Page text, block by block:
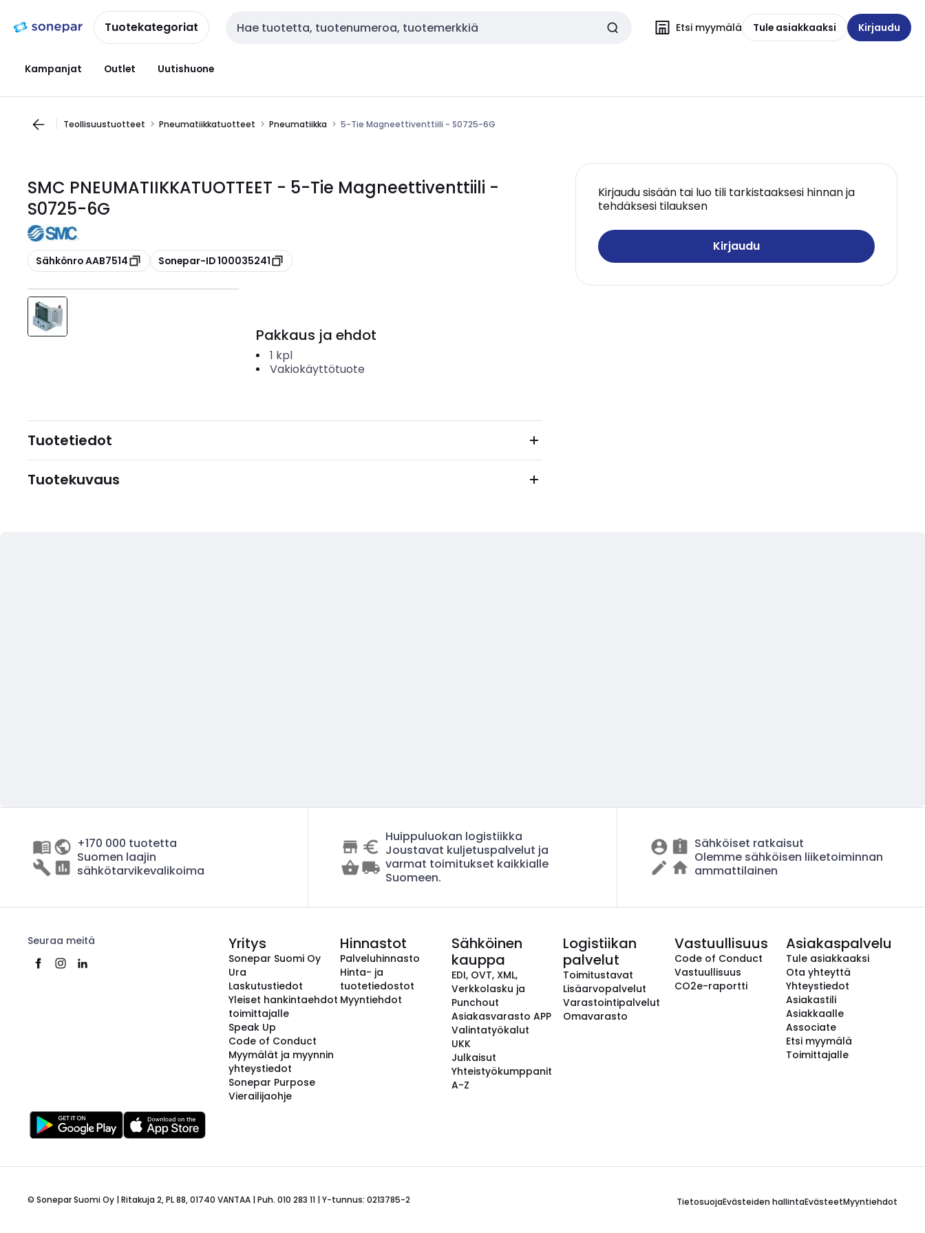
navigointiinsisältöönTuotekategoriat Haku Etsi myymälä Tule asiakkaaksi Kirjaudu
Kampanjat Outlet Uutishuone
Teollisuustuotteet Pneumatiikkatuotteet Pneumatiikka 5-Tie Magneettiventtiili - S0725-6G
SMC PNEUMATIIKKATUOTTEET - 5-Tie Magneettiventtiili -
S0725-6G
Kopioi
Sähkönro AAB7514 Kopioi
Sonepar-ID 100035241
Kirjaudu sisään tai luo tili tarkistaaksesi hinnan ja
tehdäksesi tilauksen
Kirjaudu
Pakkaus ja ehdot
1 kpl
Vakiokäyttötuote
Tuotetiedot
Tuotekuvaus
+170 000 tuotetta
Suomen laajin
sähkötarvikevalikoima
Huippuluokan logistiikka
Joustavat kuljetuspalvelut ja
varmat toimitukset kaikkialle
Suomeen.
Sähköiset ratkaisut
Olemme sähköisen liiketoiminnan
ammattilainen
Seuraa meitä Yritys
Sonepar Suomi Oy
Ura
Laskutustiedot
Yleiset hankintaehdot
toimittajalle
Speak Up
Code of Conduct
Myymälät ja myynnin
yhteystiedot
Sonepar Purpose
Vierailijaohje
Hinnastot
Palveluhinnasto
Hinta- ja
tuotetiedostot
Myyntiehdot
Sähköinen
kauppa
EDI, OVT, XML,
Verkkolasku ja
Punchout
Asiakasvarasto APP
Valintatyökalut
UKK
Julkaisut
Yhteistyökumppanit
A-Z
Logistiikan
palvelut
Toimitustavat
Lisäarvopalvelut
Varastointipalvelut
Omavarasto
Vastuullisuus
Code of Conduct
Vastuullisuus
CO2e-raportti
Asiakaspalvelu
Tule asiakkaaksi
Ota yhteyttä
Yhteystiedot
Asiakastili
Asiakkaalle
Associate
Etsi myymälä
Toimittajalle
© Sonepar Suomi Oy | Ritakuja 2, PL 88, 01740 VANTAA | Puh. 010 283 11 | Y-tunnus: 0213785-2 TietosuojaEvästeiden hallintaEvästeetMyyntiehdot